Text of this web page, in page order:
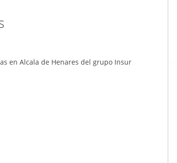
en Alcala de Henares del grupo Insur